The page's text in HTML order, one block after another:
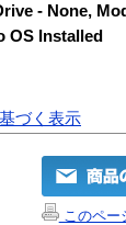
- None,
OS Installed
づく表示
このペー